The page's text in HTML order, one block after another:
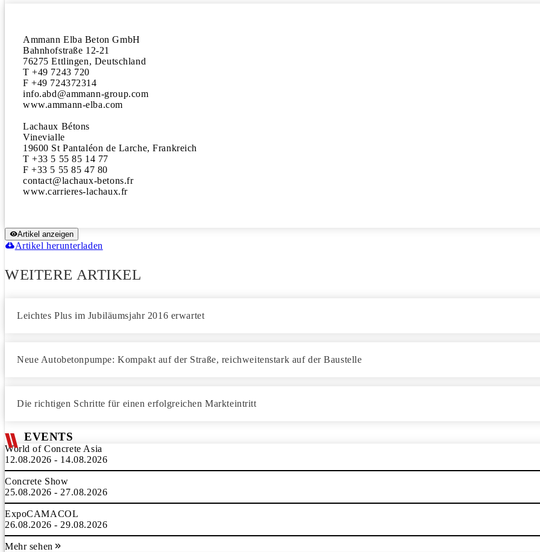
Ammann Elba Beton GmbH
Bahnhofstraße 12-21
76275 Ettlingen, Deutschland
T +49 7243 720
F +49 724372314
info.abd@ammann-group.com
www.ammann-elba.com
Lachaux Bétons
Vinevialle
19600 St Pantaléon de Larche, Frankreich
T +33 5 55 85 14 77
F +33 5 55 85 47 80
contact@lachaux-betons.fr
www.carrieres-lachaux.fr
Artikel anzeigen
Artikel herunterladen
WEITERE ARTIKEL
Leichtes Plus im Jubiläumsjahr 2016 erwartet
Neue Autobetonpumpe: Kompakt auf der Straße, reichweitenstark auf der Baustelle
Die richtigen Schritte für einen erfolgreichen Markteintritt
EVENTS
World of Concrete Asia
12.08.2026 - 14.08.2026
Concrete Show
25.08.2026 - 27.08.2026
ExpoCAMACOL
26.08.2026 - 29.08.2026
Mehr sehen